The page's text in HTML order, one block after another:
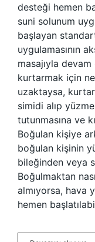
desteği hemen
suni solunum
başlayan
uygulamasının
masajıyla
kurtarmak için ne
uzaktaysa,
simidi alıp
tutunmasına ve
Boğulan kişiye
boğulan kişinin
bileğinden veya
Boğulmaktan
almıyorsa, hava
hemen